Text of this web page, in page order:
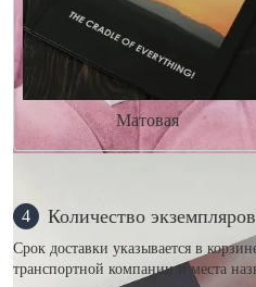
Матовая
4 Количество
Срок доставки указывается в
транспортной компании и места